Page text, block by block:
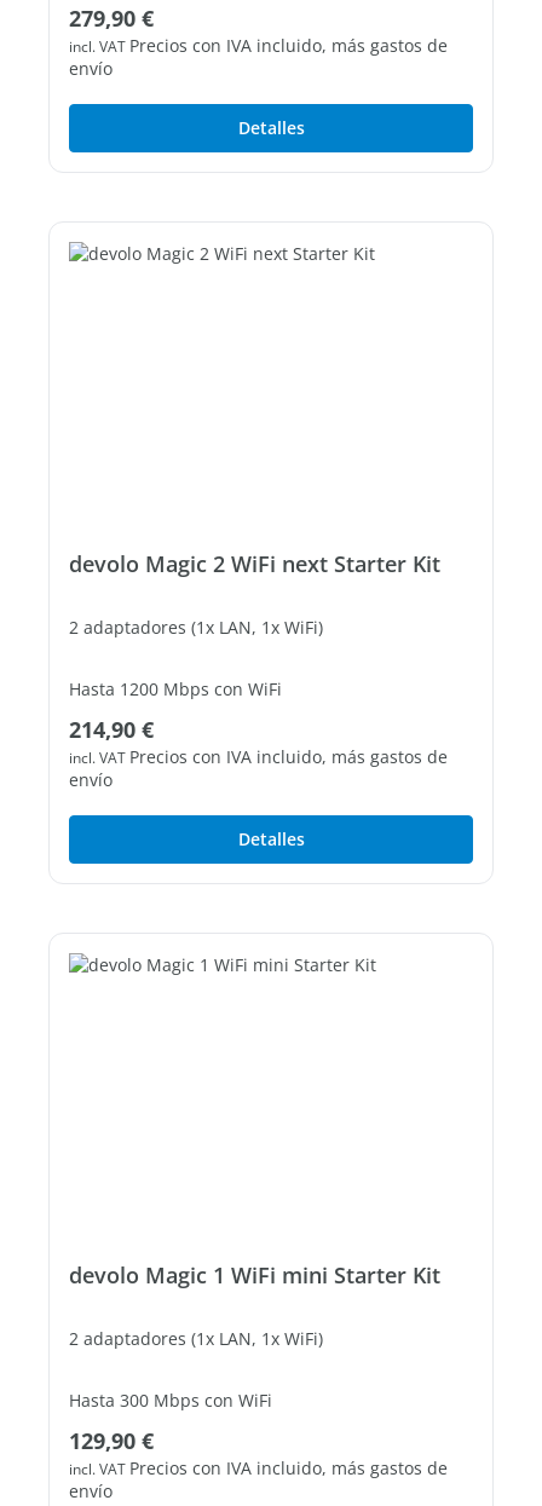
2 puertos LAN Gigabit libres
Precio normal:
279,90 €
incl. VAT Precios con IVA incluido, más gastos de
envío
Detalles
devolo Magic 2 WiFi next Starter Kit
2 adaptadores (1x LAN, 1x WiFi)
Hasta 1200 Mbps con WiFi
2 puertos LAN Gigabit libres
Precio normal:
214,90 €
incl. VAT Precios con IVA incluido, más gastos de
envío
Detalles
devolo Magic 1 WiFi mini Starter Kit
2 adaptadores (1x LAN, 1x WiFi)
Hasta 300 Mbps con WiFi
1 puerto Fast Ethernet libre
Precio normal:
129,90 €
incl. VAT Precios con IVA incluido, más gastos de
envío